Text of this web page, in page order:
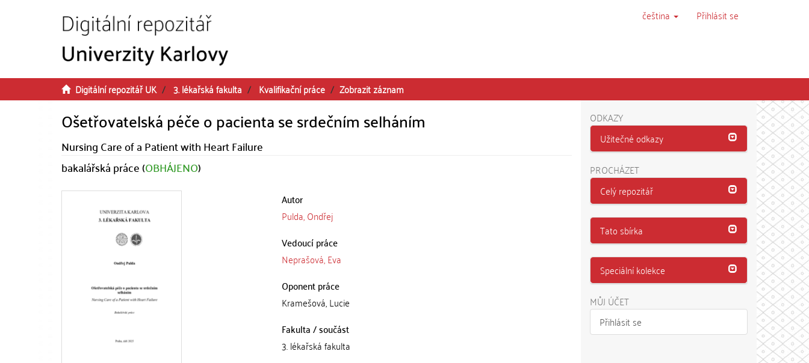
čeština Přihlásit se
Digitální repozitář UK 3. lékařská fakulta Kvalifikační práce Zobrazit záznam
Ošetřovatelská péče o pacienta se srdečním selháním
Nursing Care of a Patient with Heart Failure
bakalářská práce (OBHÁJENO)
Autor
Pulda, Ondřej
Vedoucí práce
Neprašová, Eva
Oponent práce
Kramešová, Lucie
Fakulta / součást
3. lékařská fakulta
ODKAZY
Užitečné odkazy
PROCHÁZET
Celý repozitář
Tato sbírka
Speciální kolekce
MŮJ ÚČET
Přihlásit se